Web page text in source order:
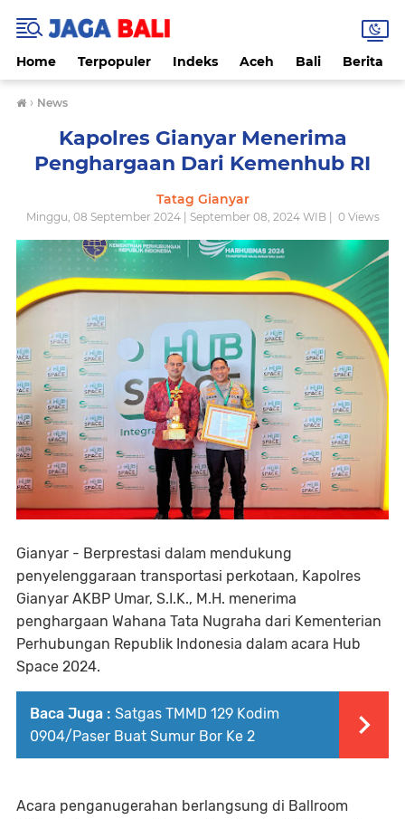
Home Terpopuler Indeks Aceh Bali Berita
› News
Kapolres Gianyar Menerima
Penghargaan Dari Kemenhub RI
Tatag Gianyar
Minggu, 08 September 2024 | September 08, 2024 WIB | 0Views
Gianyar - Berprestasi dalam mendukung
penyelenggaraan transportasi perkotaan, Kapolres
Gianyar AKBP Umar, S.I.K., M.H. menerima
penghargaan Wahana Tata Nugraha dari Kementerian
Perhubungan Republik Indonesia dalam acara Hub
Space 2024.
Baca Juga : Satgas TMMD 129 Kodim
0904/Paser Buat Sumur Bor Ke 2
Acara penganugerahan berlangsung di Ballroom